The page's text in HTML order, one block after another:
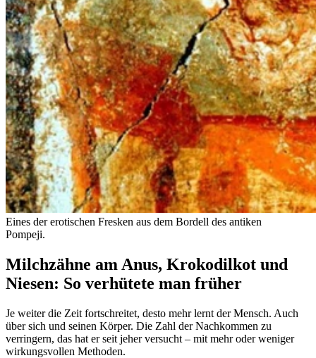
Eines der erotischen Fresken aus dem Bordell des antiken
Pompeji.
Milchzähne am Anus, Krokodilkot und
Niesen: So verhütete man früher
Je weiter die Zeit fortschreitet, desto mehr lernt der Mensch. Auch
über sich und seinen Körper. Die Zahl der Nachkommen zu
verringern, das hat er seit jeher versucht – mit mehr oder weniger
wirkungsvollen Methoden.